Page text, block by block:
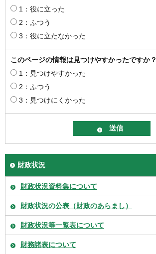
1：役に立った
2：ふつう
3：役に立たなかった
このページの情報は見つけやすかったですか？
1：見つけやすかった
2：ふつう
3：見つけにくかった
財政状況
財政状況資料集について
財政状況の公表（財政のあらまし）
財政状況等一覧表について
財務諸表について